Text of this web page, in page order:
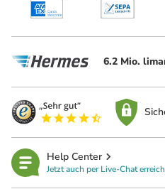
6.2 Mio.
Help Center
Jetzt auch per Live-Chat